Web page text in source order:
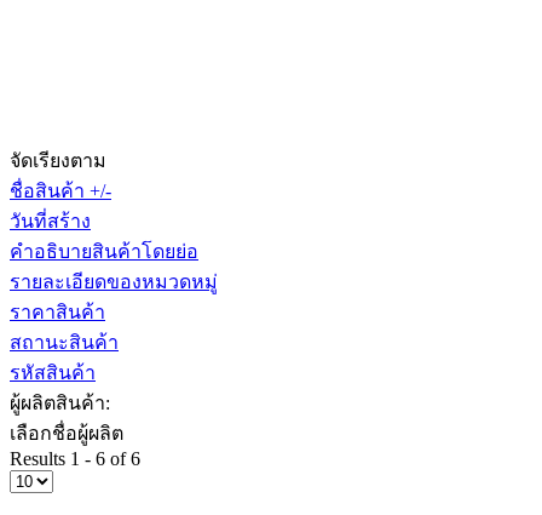
จัดเรียงตาม
ชื่อสินค้า +/-
วันที่สร้าง
คำอธิบายสินค้าโดยย่อ
รายละเอียดของหมวดหมู่
ราคาสินค้า
สถานะสินค้า
รหัสสินค้า
ผู้ผลิตสินค้า:
เลือกชื่อผู้ผลิต
Results 1 - 6 of 6